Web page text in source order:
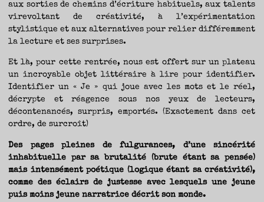
SUR
L’ACTUALITÉ
LITTÉRAIRE
SANS
COURIR
EN
PERMANENCE
APRÈS
LES
LES
CHEMINS
DE
TRAVERSE
ET
LES
DE
CÔTÉ,
PARLER
SURTOUT
DE
LIVRES,
NE
PAS
D’AUTRES
BREF,
SE
À
OU
aux sorties de chemins d’écriture habituels, aux talents
virevoltant de créativité, à l’expérimentation
stylistique et aux alternatives pour relier différemment
la lecture et ses surprises.
Et là, pour cette rentrée, nous est offert sur un plateau
un incroyable objet littéraire à lire pour identifier.
Identifier un « Je » qui joue avec les mots et le réel,
décrypte et réagence sous nos yeux de lecteurs,
décontenancés, surpris, emportés. (Exactement dans cet
ordre, de surcroît)
Des pages pleines de fulgurances, d’une sincérité
inhabituelle par sa brutalité (brute étant sa pensée)
mais intensément poétique (logique étant sa créativité),
comme des éclairs de justesse avec lesquels une jeune
puis moins jeune narratrice décrit son monde.